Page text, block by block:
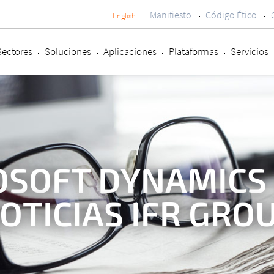
English
Menú
secundario
Manifiesto Código Ético
Soluciones Aplicaciones Plataformas Servicios
IFR